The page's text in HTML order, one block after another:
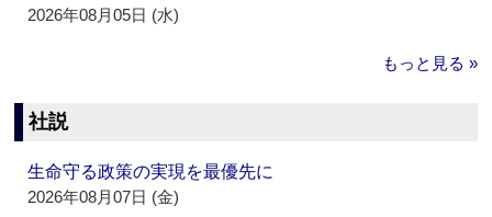
2026年08月05日 (水)
もっと見る »
社説
生命守る政策の実現を最優先に
2026年08月07日 (金)